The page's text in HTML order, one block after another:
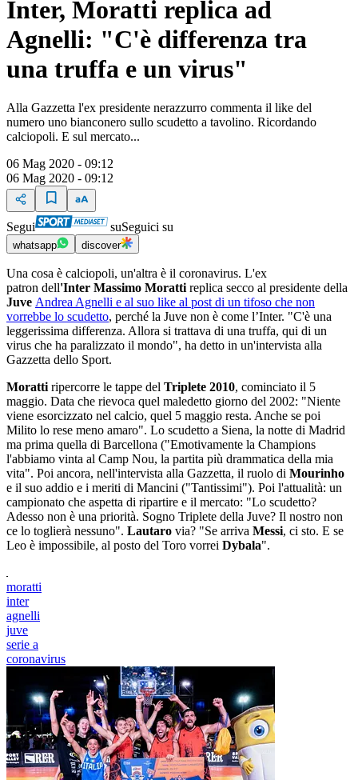
Inter, Moratti replica ad
Agnelli: "C'è differenza tra
una truffa e un virus"
Alla Gazzetta l'ex presidente nerazzurro commenta il like del
numero uno bianconero sullo scudetto a tavolino. Ricordando
calciopoli. E sul mercato...
06 Mag 2020 - 09:12
06 Mag 2020 - 09:12
Segui suSeguici su
whatsapp discover
Una cosa è calciopoli, un'altra è il coronavirus. L'ex
patron dell'Inter Massimo Moratti replica secco al presidente della
Juve Andrea Agnelli e al suo like al post di un tifoso che non
vorrebbe lo scudetto, perché la Juve non è come l’Inter. "C'è una
leggerissima differenza. Allora si trattava di una truffa, qui di un
virus che ha paralizzato il mondo", ha detto in un'intervista alla
Gazzetta dello Sport.
Moratti ripercorre le tappe del Triplete 2010, cominciato il 5
maggio. Data che rievoca quel maledetto giorno del 2002: "Niente
viene esorcizzato nel calcio, quel 5 maggio resta. Anche se poi
Milito lo rese meno amaro". Lo scudetto a Siena, la notte di Madrid
ma prima quella di Barcellona ("Emotivamente la Champions
l'abbiamo vinta al Camp Nou, la partita più drammatica della mia
vita". Poi ancora, nell'intervista alla Gazzetta, il ruolo di Mourinho
e il suo addio e i meriti di Mancini ("Tantissimi"). Poi l'attualità: un
campionato che aspetta di ripartire e il mercato: "Lo scudetto?
Adesso non è una priorità. Sogno Triplete della Juve? Il nostro non
ce lo toglierà nessuno". Lautaro via? "Se arriva Messi, ci sto. E se
Leo è impossibile, al posto del Toro vorrei Dybala".
moratti
inter
agnelli
juve
serie a
coronavirus